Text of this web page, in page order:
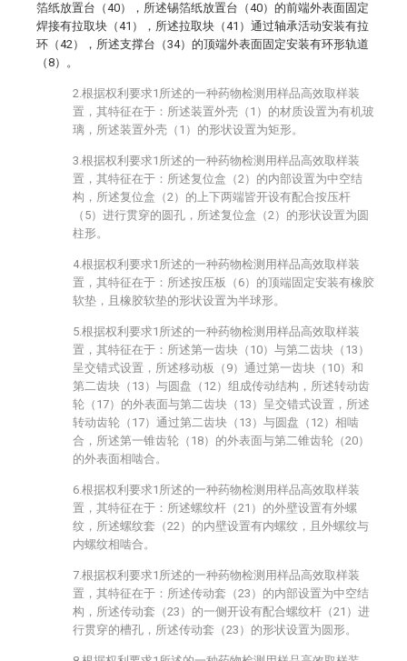
箔纸放置台（40），所述锡箔纸放置台（40）的前端外表面固定
焊接有拉取块（41），所述拉取块（41）通过轴承活动安装有拉
环（42），所述支撑台（34）的顶端外表面固定安装有环形轨道
（8）。
2.根据权利要求1所述的一种药物检测用样品高效取样装
置，其特征在于：所述装置外壳（1）的材质设置为有机玻
璃，所述装置外壳（1）的形状设置为矩形。
3.根据权利要求1所述的一种药物检测用样品高效取样装
置，其特征在于：所述复位盒（2）的内部设置为中空结
构，所述复位盒（2）的上下两端皆开设有配合按压杆
（5）进行贯穿的圆孔，所述复位盒（2）的形状设置为圆
柱形。
4.根据权利要求1所述的一种药物检测用样品高效取样装
置，其特征在于：所述按压板（6）的顶端固定安装有橡胶
软垫，且橡胶软垫的形状设置为半球形。
5.根据权利要求1所述的一种药物检测用样品高效取样装
置，其特征在于：所述第一齿块（10）与第二齿块（13）
呈交错式设置，所述移动板（9）通过第一齿块（10）和
第二齿块（13）与圆盘（12）组成传动结构，所述转动齿
轮（17）的外表面与第二齿块（13）呈交错式设置，所述
转动齿轮（17）通过第二齿块（13）与圆盘（12）相啮
合，所述第一锥齿轮（18）的外表面与第二锥齿轮（20）
的外表面相啮合。
6.根据权利要求1所述的一种药物检测用样品高效取样装
置，其特征在于：所述螺纹杆（21）的外壁设置有外螺
纹，所述螺纹套（22）的内壁设置有内螺纹，且外螺纹与
内螺纹相啮合。
7.根据权利要求1所述的一种药物检测用样品高效取样装
置，其特征在于：所述传动套（23）的内部设置为中空结
构，所述传动套（23）的一侧开设有配合螺纹杆（21）进
行贯穿的槽孔，所述传动套（23）的形状设置为圆形。